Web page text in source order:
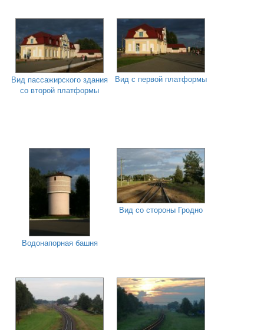
Вид пассажирского здания
со второй платформы
Вид с первой платформы
Водонапорная башня
Вид со стороны Гродно